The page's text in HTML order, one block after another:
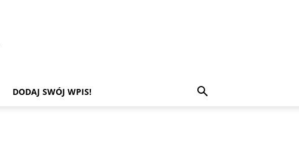
DODAJ SWÓJ WPIS!